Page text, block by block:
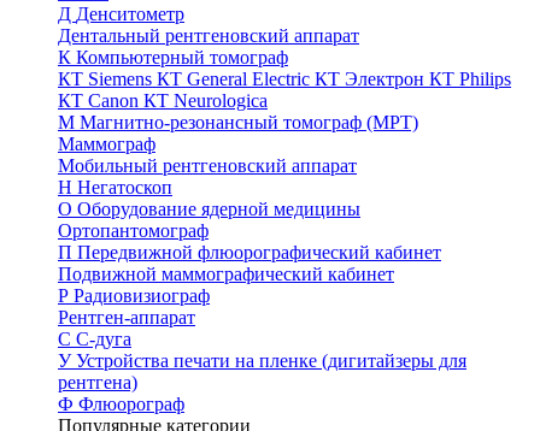
Д Денситометр
Дентальный рентгеновский аппарат
К Компьютерный томограф
КТ Siemens КТ General Electric КТ Электрон КТ Philips
КТ Canon КТ Neurologica
М Магнитно-резонансный томограф (МРТ)
Маммограф
Мобильный рентгеновский аппарат
Н Негатоскоп
О Оборудование ядерной медицины
Ортопантомограф
П Передвижной флюорографический кабинет
Подвижной маммографический кабинет
Р Радиовизиограф
Рентген-аппарат
С С-дуга
УУстройства печати на пленке (дигитайзеры для
рентгена)
Ф Флюорограф
Популярные категории